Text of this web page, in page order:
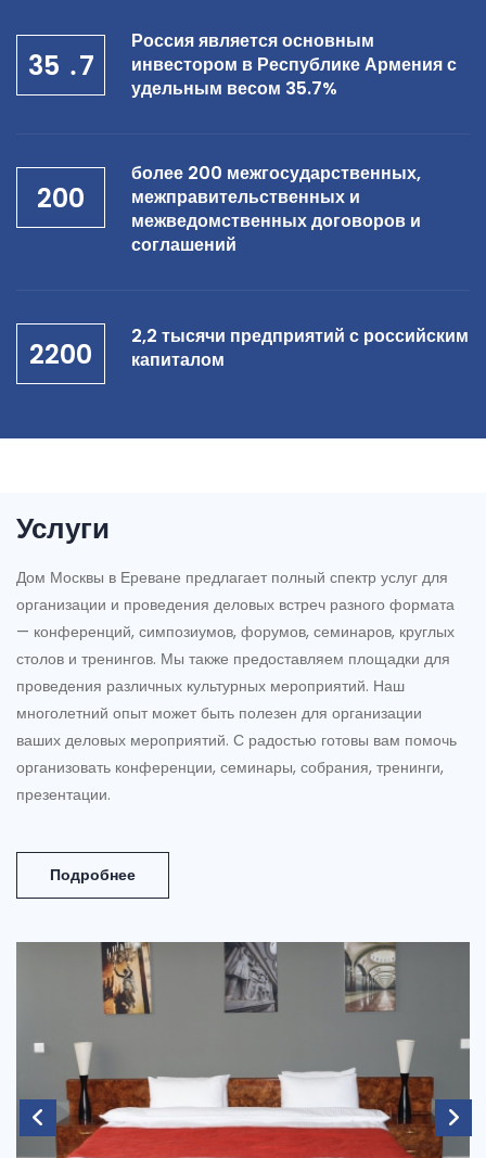
35 ․7
Россия является основным
инвестором в Республике Армения с
удельным весом 35.7%
200
более 200 межгосударственных,
межправительственных и
межведомственных договоров и
соглашений
2200
2,2 тысячи предприятий с российским
капиталом
Услуги
Дом Москвы в Ереване предлагает полный спектр услуг для
организации и проведения деловых встреч разного формата
— конференций, симпозиумов, форумов, семинаров, круглых
столов и тренингов. Мы также предоставляем площадки для
проведения различных культурных мероприятий. Наш
многолетний опыт может быть полезен для организации
ваших деловых мероприятий. С радостью готовы вам помочь
организовать конференции, семинары, собрания, тренинги,
презентации.
Подробнее